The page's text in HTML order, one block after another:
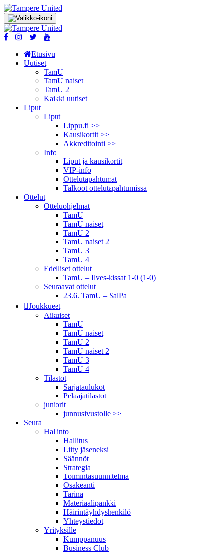
Etusivu
Uutiset
TamU
TamU naiset
TamU 2
Kaikki uutiset
Liput
Liput
Lippu.fi >>
Kausikortit >>
Akkreditointi >>
Info
Liput ja kausikortit
VIP-info
Ottelutapahtumat
Talkoot ottelu­tapahtumissa
Ottelut
Otteluohjelmat
TamU
TamU naiset
TamU 2
TamU naiset 2
TamU 3
TamU 4
Edelliset ottelut
TamU – Ilves-kissat 1-0 (1-0)
Seuraavat ottelut
23.6. TamU – SalPa
Joukkueet
Aikuiset
TamU
TamU naiset
TamU 2
TamU naiset 2
TamU 3
TamU 4
Tilastot
Sarjataulukot
Pelaajatilastot
juniorit
junnusivustolle >>
Seura
Hallinto
Hallitus
Liity jäseneksi
Säännöt
Strategia
Toimintasuunnitelma
Osakeanti
Tarina
Materiaalipankki
Häirintä­yhdyshenkilö
Yhteystiedot
Yrityksille
Kumppanuus
Business Club